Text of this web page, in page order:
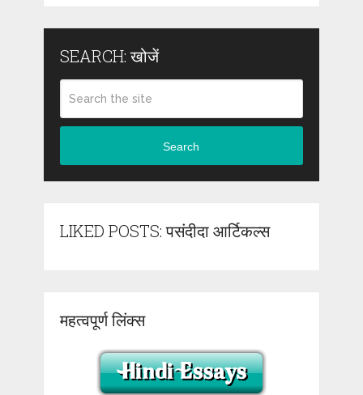
SEARCH: खोजें
Search
LIKED POSTS: पसंदीदा आर्टिकल्स
महत्वपूर्ण लिंक्स